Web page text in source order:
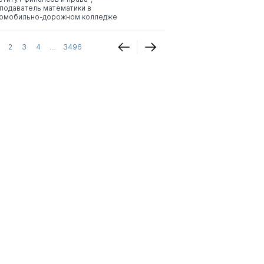
математики в
дорожном колледже
2 3 4 ... 3496